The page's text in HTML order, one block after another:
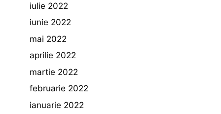
iulie 2022
iunie 2022
mai 2022
aprilie 2022
martie 2022
februarie 2022
ianuarie 2022